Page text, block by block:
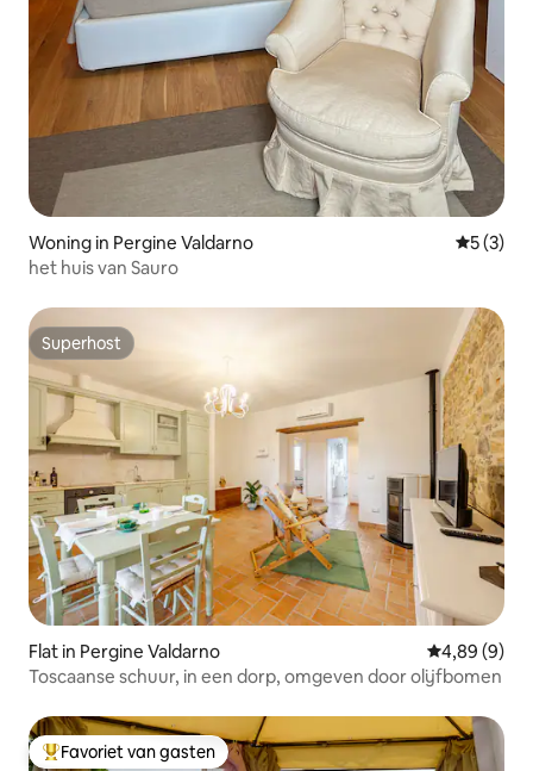
Woning in Pergine Valdarno
5 (3)
het huis van Sauro
Superhost
Superhost
Flat in Pergine Valdarno Gemiddelde
4,89 (9)
Toscaanse schuur, in een dorp, omgeven door olijfbomen
Topfavoriet van gasten
Favoriet van gasten